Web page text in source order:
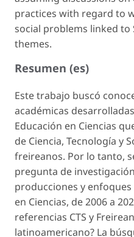
practices with regard to
social problems linked to
themes.
Resumen (es)
Este trabajo buscó
académicas
Educación en Ciencias
de Ciencia, Tecnología y
freireanos. Por lo tanto,
pregunta de
producciones y
en Ciencias, de 2006 a
referencias CTS y
latinoamericano? La